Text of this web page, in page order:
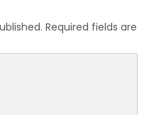
Required fields are